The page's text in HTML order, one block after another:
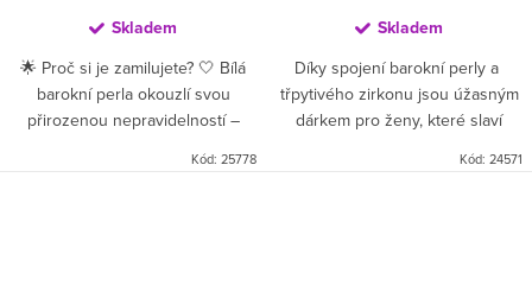
Skladem
🌟 Proč si je zamilujete? 🤍 Bílá
barokní perla okouzlí svou
přirozenou nepravidelností –
Kód: 25778
Skladem
Díky spojení barokní perly a
třpytivého zirkonu jsou úžasným
dárkem pro ženy, které slaví
Kód: 24571